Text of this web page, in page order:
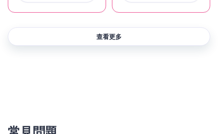
查看更多